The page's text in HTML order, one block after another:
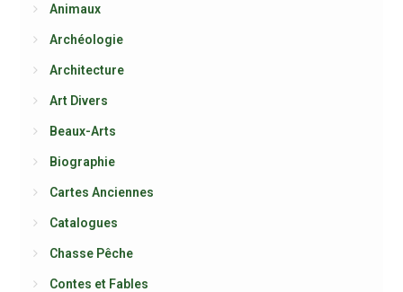
Animaux
Archéologie
Architecture
Art Divers
Beaux-Arts
Biographie
Cartes Anciennes
Catalogues
Chasse Pêche
Contes et Fables